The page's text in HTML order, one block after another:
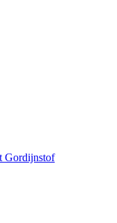
Gordijnstof